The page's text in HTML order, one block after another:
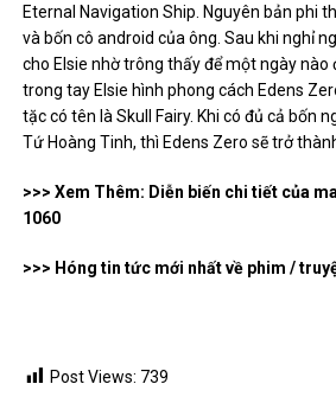
Eternal Navigation Ship. Nguyên bản phi
và bốn cô android của ông. Sau khi nghỉ
cho Elsie nhờ trông thấy để một ngày nào
trong tay Elsie hình phong cách Edens
tặc có tên là Skull Fairy. Khi có đủ cả bốn
Tứ Hoàng Tinh, thì Edens Zero sẽ trở
>>> Xem Thêm: Diễn biến chi tiết của
1060
>>> Hóng tin tức mới nhất về phim /
Post Views: 739